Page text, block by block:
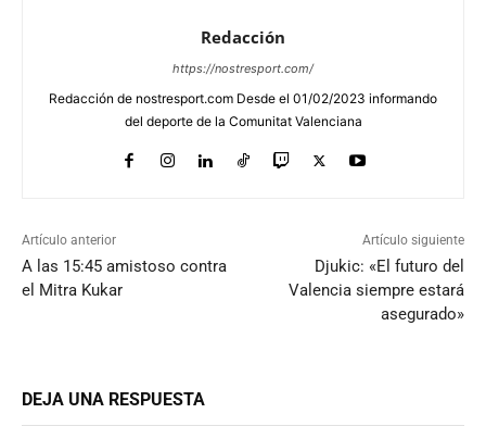
Redacción
https://nostresport.com/
Redacción de nostresport.com Desde el 01/02/2023 informando
del deporte de la Comunitat Valenciana
Artículo anterior
A las 15:45 amistoso contra
el Mitra Kukar
Artículo siguiente
Djukic: «El futuro del
Valencia siempre estará
asegurado»
DEJA UNA RESPUESTA